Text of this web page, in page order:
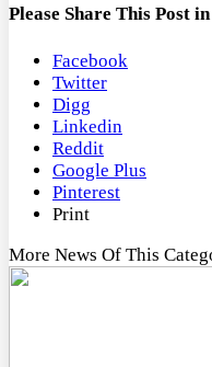
Please Share This Post
Facebook
Twitter
Digg
Linkedin
Reddit
Google Plus
Pinterest
Print
More News Of This